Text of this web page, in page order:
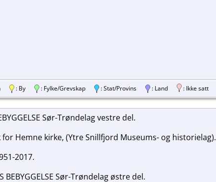
: By : Fylke/Grevskap : Stat/Provins : Land : Ikke satt
Sør-Trøndelag vestre del.
Hemne kirke, (Ytre Snillfjord Museums- og historielag).
2017.
BEBYGGELSE Sør-Trøndelag østre del.